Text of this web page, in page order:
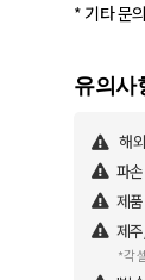
* 기타 문
해
파
제
제
*각